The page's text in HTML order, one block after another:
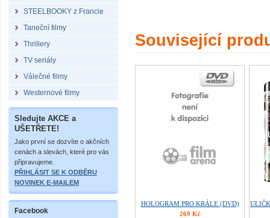
STEELBOOKY z Francie
Taneční filmy
Thrillery
TV seriály
Válečné filmy
Westernové filmy
Sledujte AKCE a
UŠETŘETE!
Jako první se dozvíte o akčních
cenách a slevách, které pro vás
připravujeme.
PŘIHLÁSIT SE K ODBĚRU
NOVINEK E-MAILEM
Facebook
Související
HOLOGRAM PRO KRÁLE (DVD)
269 Kč